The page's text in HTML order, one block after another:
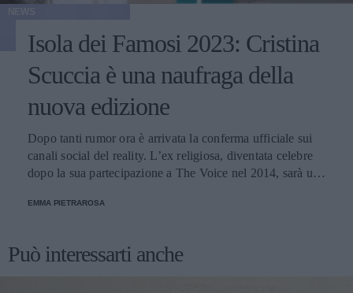
Isola dei Famosi 2023: Cristina
Scuccia è una naufraga della
nuova edizione
Dopo tanti rumor ora è arrivata la conferma ufficiale sui
canali social del reality. L’ex religiosa, diventata celebre
dopo la sua partecipazione a The Voice nel 2014, sarà una
EMMA PIETRAROSA
Può interessarti anche